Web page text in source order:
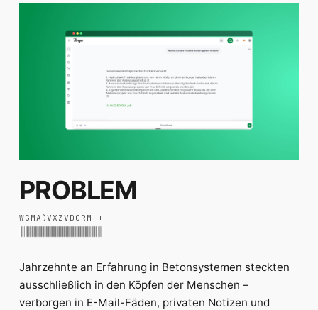
PROBLEM
WG M A )VX ZV D O R M +
Jahrzehnte an Erfahrung in Betonsystemen steckten
ausschließlich in den Köpfen der Menschen –
verborgen in E-Mail-Fäden, privaten Notizen und